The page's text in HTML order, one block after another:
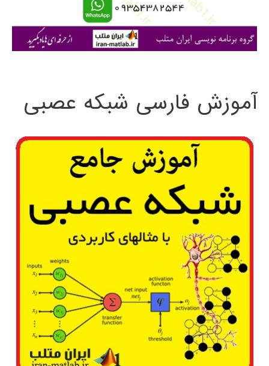
ی
آموزش فارسی شبکه عصبی